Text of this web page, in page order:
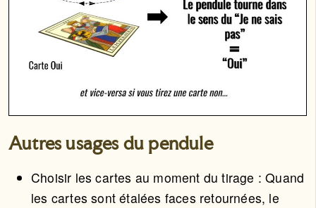
Autres usages du pendule
Choisir les cartes au moment du tirage : Quand
les cartes sont étalées faces retournées, le